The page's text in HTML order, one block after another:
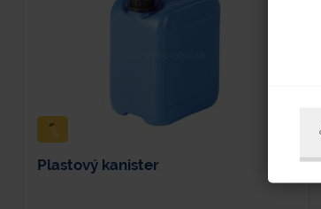
Plastový kanister